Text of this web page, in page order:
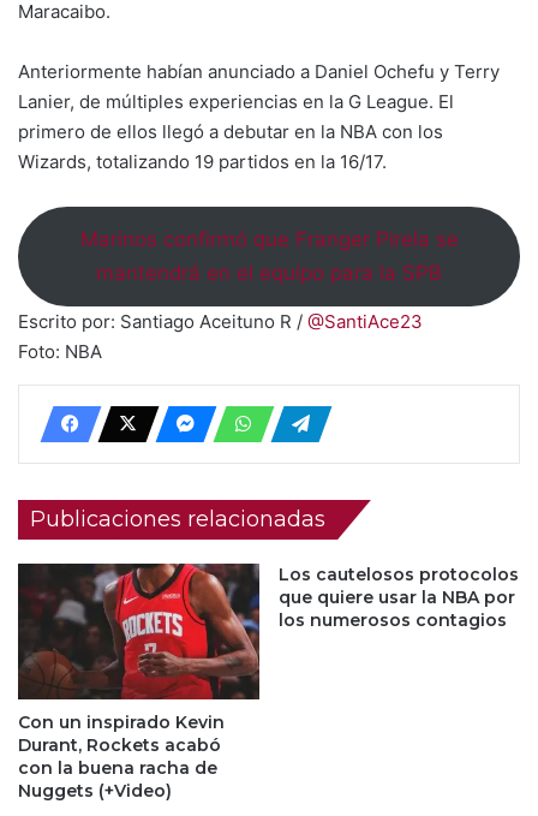
Maracaibo.
Anteriormente habían anunciado a Daniel Ochefu y Terry
Lanier, de múltiples experiencias en la G League. El
primero de ellos llegó a debutar en la NBA con los
Wizards, totalizando 19 partidos en la 16/17.
Marinos confirmó que Franger Pirela se
mantendrá en el equipo para la SPB
Escrito por: Santiago Aceituno R / @SantiAce23
Foto: NBA
Publicaciones relacionadas
Con un inspirado Kevin
Durant, Rockets acabó
con la buena racha de
Nuggets (+Video)
Los cautelosos protocolos
que quiere usar la NBA por
los numerosos contagios